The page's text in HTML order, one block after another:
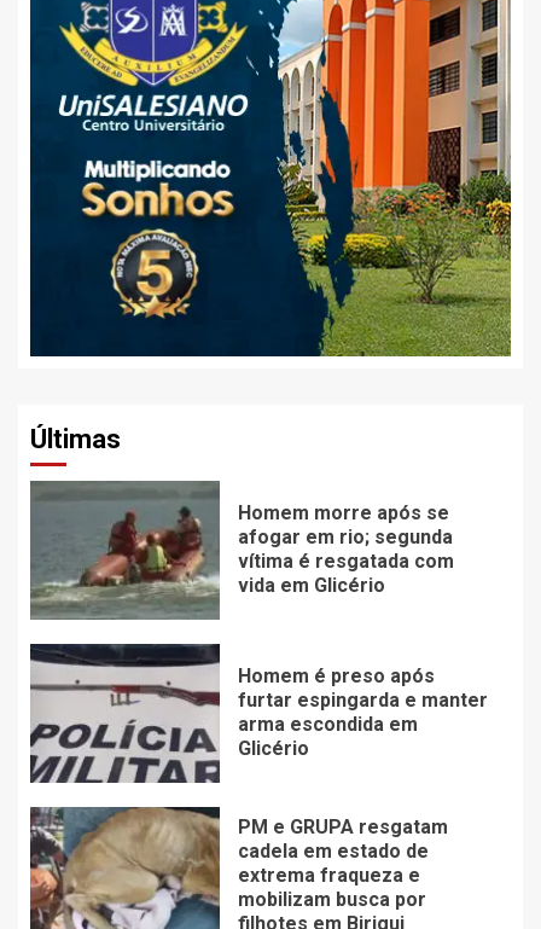
Últimas
Homem morre após se
afogar em rio; segunda
vítima é resgatada com
vida em Glicério
Homem é preso após
furtar espingarda e manter
arma escondida em
Glicério
PM e GRUPA resgatam
cadela em estado de
extrema fraqueza e
mobilizam busca por
filhotes em Birigui